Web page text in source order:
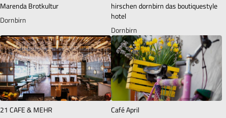
Marenda Brotkultur
Dornbirn
hirschen dornbirn das boutiquestyle
hotel
Dornbirn
21 CAFE & MEHR
Café April